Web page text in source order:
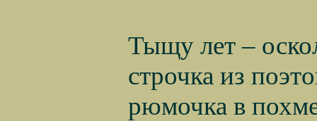
Тыщу лет –
строчка из
рюмочка в